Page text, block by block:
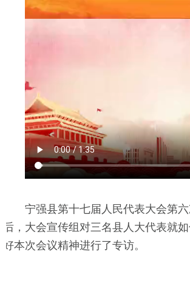
宁强县第十七届人民代表大会第
后，大会宣传组对三名县人大代表就
好本次会议精神进行了专访。